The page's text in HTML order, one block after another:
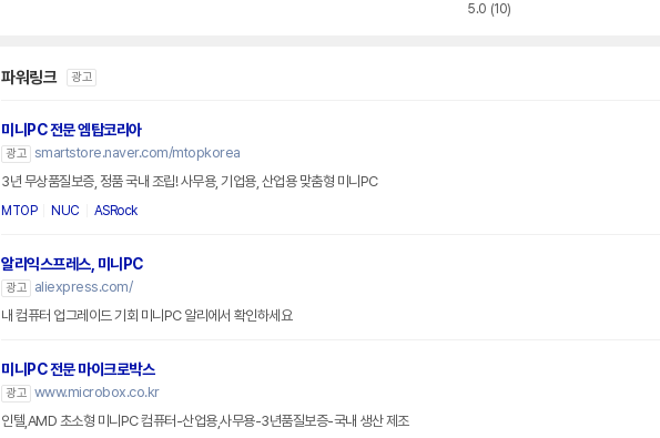
5.0 (10)
파워링크 광고
미니PC 전문 엠탑코리아
광고 smartstore.naver.com/mtopkorea
3년 무상품질보증, 정품 국내 조립! 사무용, 기업용, 산업용 맞춤형 미니PC
MTOP NUC ASRock
알리익스프레스, 미니PC
광고
aliexpress.com/
내 컴퓨터 업그레이드 기회 미니PC 알리에서 확인하세요
미니PC 전문 마이크로박스
광고 www.microbox.co.kr
인텔,AMD 초소형 미니PC 컴퓨터-산업용,사무용-3년품질보증-국내 생산 제조